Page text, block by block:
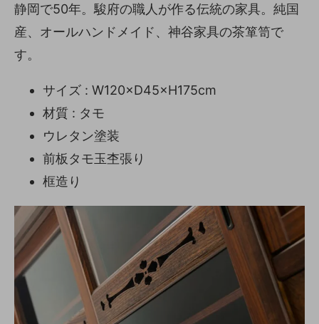
静岡で50年。駿府の職人が作る伝統の家具。純国
産、オールハンドメイド、神谷家具の茶箪笥で
す。
サイズ : W120×D45×H175cm
材質 : タモ
ウレタン塗装
前板タモ玉杢張り
框造り